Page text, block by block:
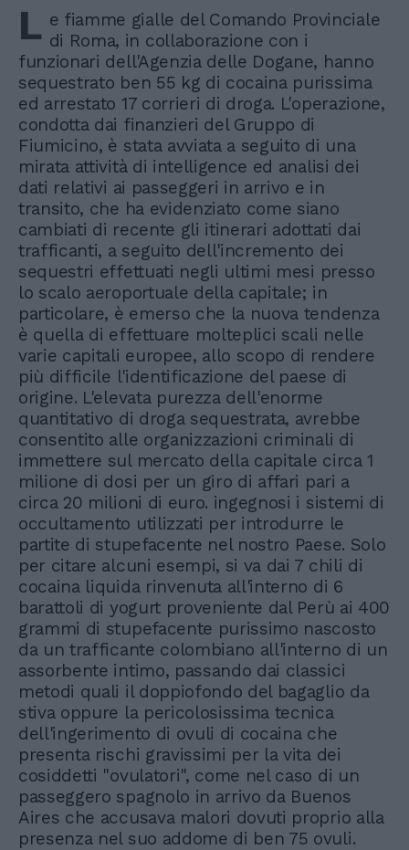
L e fiamme gialle del Comando Provinciale
di Roma, in collaborazione con i
funzionari dell'Agenzia delle Dogane, hanno
sequestrato ben 55 kg di cocaina purissima
ed arrestato 17 corrieri di droga. L'operazione,
condotta dai finanzieri del Gruppo di
Fiumicino, è stata avviata a seguito di una
mirata attività di intelligence ed analisi dei
dati relativi ai passeggeri in arrivo e in
transito, che ha evidenziato come siano
cambiati di recente gli itinerari adottati dai
trafficanti, a seguito dell'incremento dei
sequestri effettuati negli ultimi mesi presso
lo scalo aeroportuale della capitale; in
particolare, è emerso che la nuova tendenza
è quella di effettuare molteplici scali nelle
varie capitali europee, allo scopo di rendere
più difficile l'identificazione del paese di
origine. L'elevata purezza dell'enorme
quantitativo di droga sequestrata, avrebbe
consentito alle organizzazioni criminali di
immettere sul mercato della capitale circa 1
milione di dosi per un giro di affari pari a
circa 20 milioni di euro. ingegnosi i sistemi di
occultamento utilizzati per introdurre le
partite di stupefacente nel nostro Paese. Solo
per citare alcuni esempi, si va dai 7 chili di
cocaina liquida rinvenuta all'interno di 6
barattoli di yogurt proveniente dal Perù ai 400
grammi di stupefacente purissimo nascosto
da un trafficante colombiano all'interno di un
assorbente intimo, passando dai classici
metodi quali il doppiofondo del bagaglio da
stiva oppure la pericolosissima tecnica
dell'ingerimento di ovuli di cocaina che
presenta rischi gravissimi per la vita dei
cosiddetti "ovulatori", come nel caso di un
passeggero spagnolo in arrivo da Buenos
Aires che accusava malori dovuti proprio alla
presenza nel suo addome di ben 75 ovuli.